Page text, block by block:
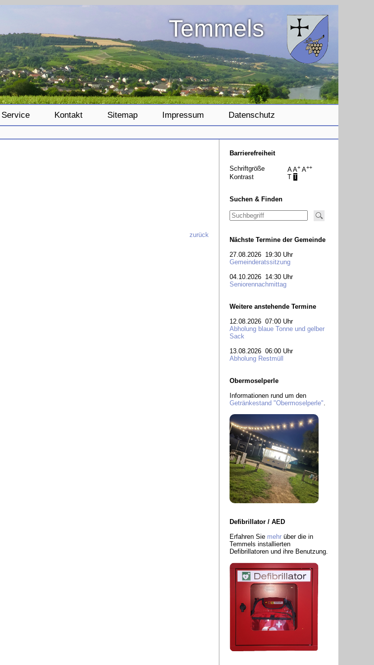
Temmels
Service Kontakt Sitemap Impressum Datenschutz
zurück
Barrierefreiheit
Schriftgröße A A+ A++
Kontrast T T
Suchen & Finden
Nächste Termine der Gemeinde
27.08.2026 19:30 Uhr
Gemeinderatssitzung
04.10.2026 14:30 Uhr
Seniorennachmittag
Weitere anstehende Termine
12.08.2026 07:00 Uhr
Abholung blaue Tonne und gelber
Sack
13.08.2026 06:00 Uhr
Abholung Restmüll
Obermoselperle
Informationen rund um den
Getränkestand "Obermoselperle".
Defibrillator / AED
Erfahren Sie mehr über die in
Temmels installierten
Defibrillatoren und ihre Benutzung.